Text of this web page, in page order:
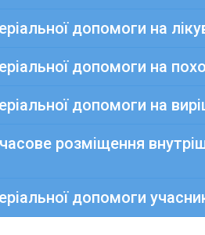
допомоги на
допомоги на
допомоги на
розміщення
допомоги